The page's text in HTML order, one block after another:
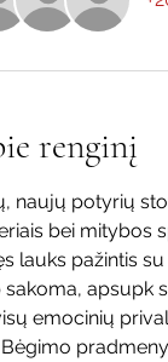
renginį
naujų potyrių
bei mitybos
lauks pažintis
sakoma, apsupk
emocinių
Bėgimo